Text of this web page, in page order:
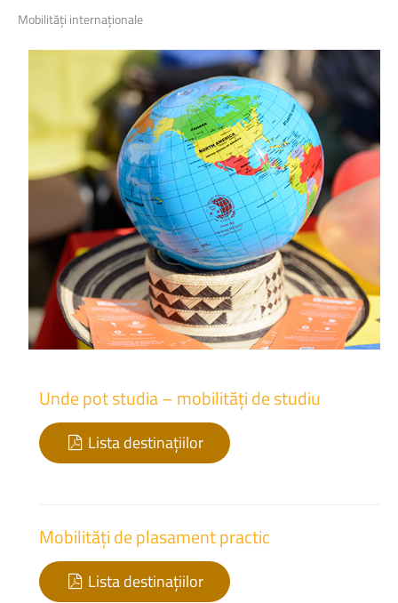
Mobilități internaționale
Undepotstudia–mobilitățidestudiu
Lista destinațiilor
Mobilitățideplasamentpractic
Lista destinațiilor